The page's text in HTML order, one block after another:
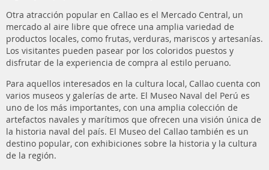
Otra atracción popular en Callao es el Mercado Central, un
mercado al aire libre que ofrece una amplia variedad de
productos locales, como frutas, verduras, mariscos y artesanías.
Los visitantes pueden pasear por los coloridos puestos y
disfrutar de la experiencia de compra al estilo peruano.
Para aquellos interesados en la cultura local, Callao cuenta con
varios museos y galerías de arte. El Museo Naval del Perú es
uno de los más importantes, con una amplia colección de
artefactos navales y marítimos que ofrecen una visión única de
la historia naval del país. El Museo del Callao también es un
destino popular, con exhibiciones sobre la historia y la cultura
de la región.